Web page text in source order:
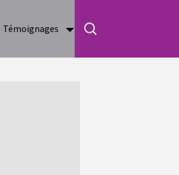
Témoignages